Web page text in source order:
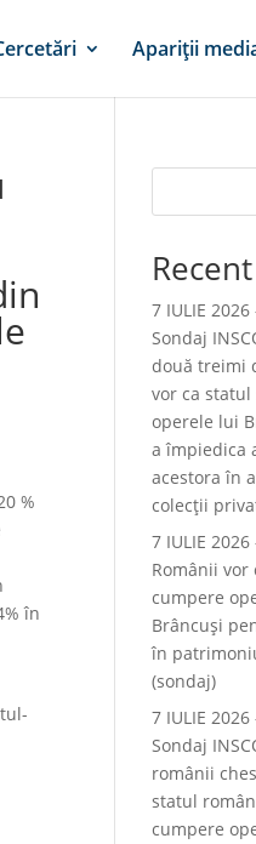
Apariții
%
în
7 IULIE 2026
Sondaj
două treimi
vor ca
operele lui
a împiedica
acestora în
colecţii
7 IULIE 2026
Românii vor
cumpere
Brâncuși
în
(sondaj)
7 IULIE 2026
Sondaj
românii
statul
cumpere